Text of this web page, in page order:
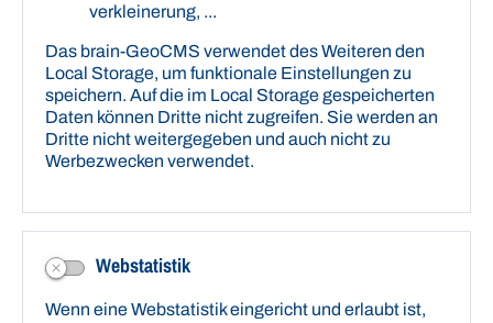
verkleinerung, ...
Das brain-GeoCMS verwendet des Weiteren den
Local Storage, um funktionale Einstellungen zu
speichern. Auf die im Local Storage gespeicherten
Daten können Dritte nicht zugreifen. Sie werden an
Dritte nicht weitergegeben und auch nicht zu
Werbezwecken verwendet.
Webstatistik
Wenn eine Webstatistik eingericht und erlaubt ist,
Bankverbindung